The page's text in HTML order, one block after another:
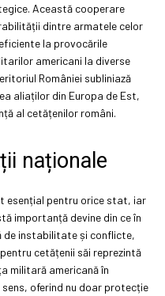
Această cooperare
dintre armatele celor
la provocările
americani la diverse
României subliniază
aliaților din Europa de Est,
al cetățenilor români.
naționale
esențial pentru orice stat, iar
importanță devine din ce în
de instabilitate și conflicte,
cetățenii săi reprezintă
militară americană în
oferind nu doar protecție